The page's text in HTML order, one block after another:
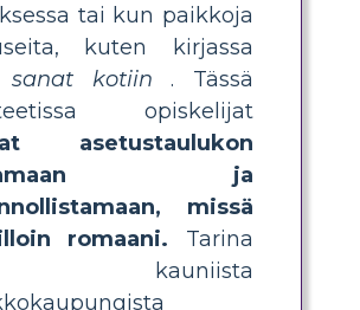
tai kun paikkoja
kuten kirjassa
sanat kotiin . Tässä
opiskelijat
asetustaulukon
ja
missä
romaani. Tarina
kauniista